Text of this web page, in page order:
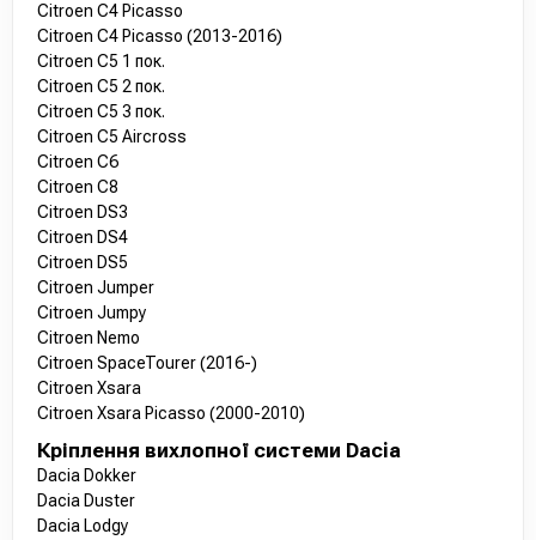
Citroen C4 Picasso
Citroen C4 Picasso (2013-2016)
Citroen C5 1 пок.
Citroen C5 2 пок.
Citroen C5 3 пок.
Citroen C5 Aircross
Citroen C6
Citroen C8
Citroen DS3
Citroen DS4
Citroen DS5
Citroen Jumper
Citroen Jumpy
Citroen Nemo
Citroen SpaceTourer (2016-)
Citroen Xsara
Citroen Xsara Picasso (2000-2010)
Кріплення вихлопної системи Dacia
Dacia Dokker
Dacia Duster
Dacia Lodgy